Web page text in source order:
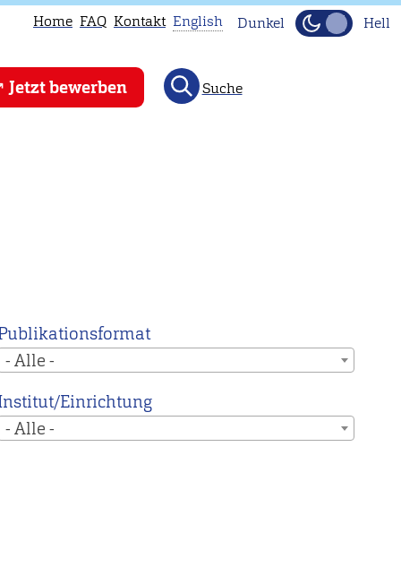
Home FAQ Kontakt
This
page
main
page
English Dunkel Hell
Jetzt bewerben Suche
- Alle -
Einrichtung
- Alle -